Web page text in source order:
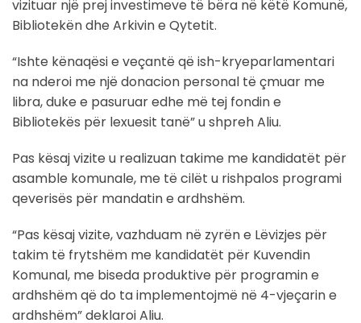
vizituar një prej investimeve të bëra në këtë Komunë,
Bibliotekën dhe Arkivin e Qytetit.
“Ishte kënaqësi e veçantë që ish-kryeparlamentari
na nderoi me një donacion personal të çmuar me
libra, duke e pasuruar edhe më tej fondin e
Bibliotekës për lexuesit tanë” u shpreh Aliu.
Pas kësaj vizite u realizuan takime me kandidatët për
asamble komunale, me të cilët u rishpalos programi
qeverisës për mandatin e ardhshëm.
“Pas kësaj vizite, vazhduam në zyrën e Lëvizjes për
takim të frytshëm me kandidatët për Kuvendin
Komunal, me biseda produktive për programin e
ardhshëm që do ta implementojmë në 4-vjeçarin e
ardhshëm” deklaroi Aliu.